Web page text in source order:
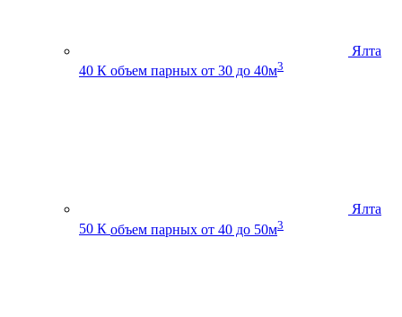
Ялта
40 К объем парных от 30 до 40м3
Ялта
50 К объем парных от 40 до 50м3